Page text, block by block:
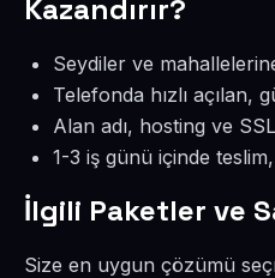
Kazandırır?
Seydiler ve
Telefonda hızlı açılan,
Alan adı, hosting ve
1-3 iş günü içinde
İlgili Paketler ve
Size en uygun çözümü